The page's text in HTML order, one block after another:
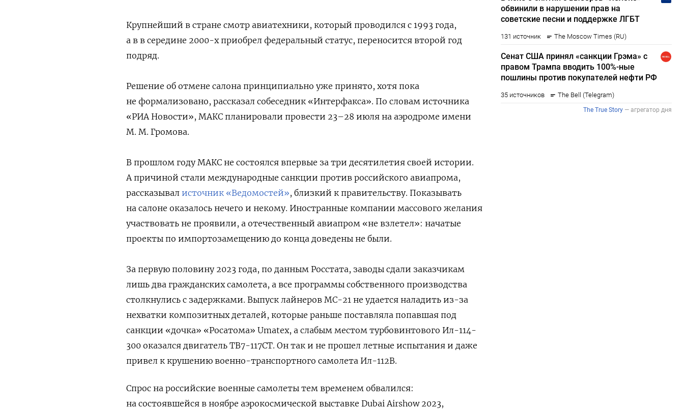
Крупнейший в стране смотр авиатехники, который проводился с 1993 года,
а в в середине 2000-х приобрел федеральный статус, переносится второй год
подряд.
Решение об отмене салона принципиально уже принято, хотя пока
не формализовано, рассказал собеседник «Интерфакса». По словам источника
«РИА Новости», МАКС планировали провести 23–28 июля на аэродроме имени
М. М. Громова.
В прошлом году МАКС не состоялся впервые за три десятилетия своей истории.
А причиной стали международные санкции против российского авиапрома,
рассказывал источник «Ведомостей», близкий к правительству. Показывать
на салоне оказалось нечего и некому. Иностранные компании массового желания
участвовать не проявили, а отечественный авиапром «не взлетел»: начатые
проекты по импортозамещению до конца доведены не были.
За первую половину 2023 года, по данным Росстата, заводы сдали заказчикам
лишь два гражданских самолета, а все программы собственного производства
столкнулись с задержками. Выпуск лайнеров MC-21 не удается наладить из-за
нехватки композитных деталей, которые раньше поставляла попавшая под
санкции «дочка» «Росатома» Umatex, а слабым местом турбовинтового Ил-114-
300 оказался двигатель ТВ7-117СТ. Он так и не прошел летные испытания и даже
привел к крушению военно-транспортного самолета Ил-112В.
Спрос на российские военные самолеты тем временем обвалился:
на состоявшейся в ноябре аэрокосмической выставке Dubai Airshow 2023,